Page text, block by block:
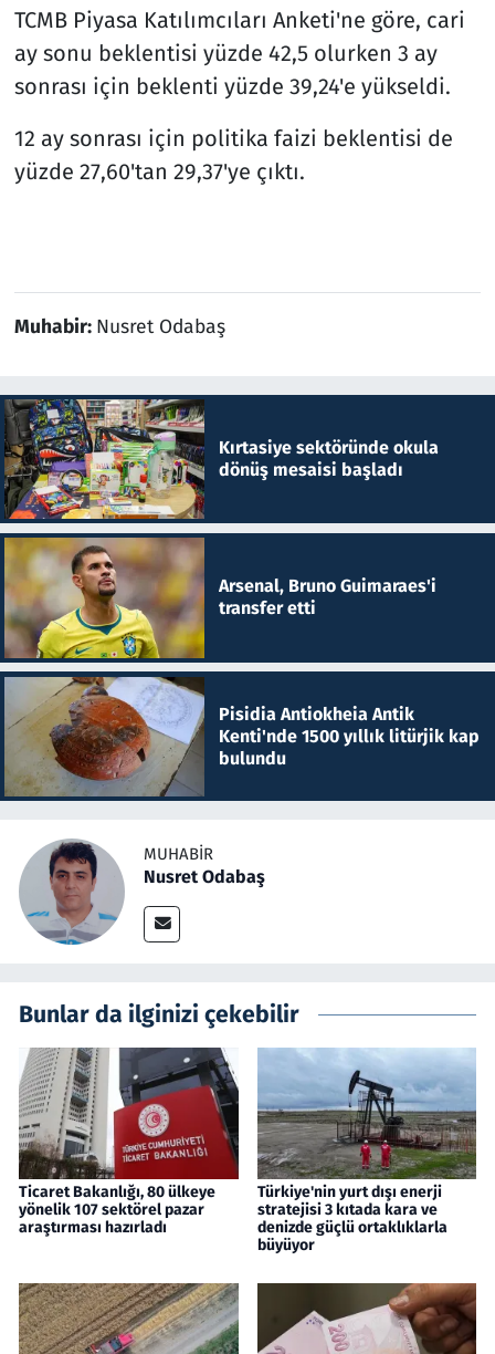
TCMB Piyasa Katılımcıları Anketi'ne göre, cari
ay sonu beklentisi yüzde 42,5 olurken 3 ay
sonrası için beklenti yüzde 39,24'e yükseldi.
12 ay sonrası için politika faizi beklentisi de
yüzde 27,60'tan 29,37'ye çıktı.
Muhabir: Nusret Odabaş
Kırtasiye sektöründe okula
dönüş mesaisi başladı
Arsenal, Bruno Guimaraes'i
transfer etti
Pisidia Antiokheia Antik
Kenti'nde 1500 yıllık litürjik kap
bulundu
MUHABIR
Nusret Odabaş
Bunlar da ilginizi çekebilir
Ticaret Bakanlığı, 80 ülkeye
yönelik 107 sektörel pazar
araştırması hazırladı
Türkiye'nin yurt dışı enerji
stratejisi 3 kıtada kara ve
denizde güçlü ortaklıklarla
büyüyor